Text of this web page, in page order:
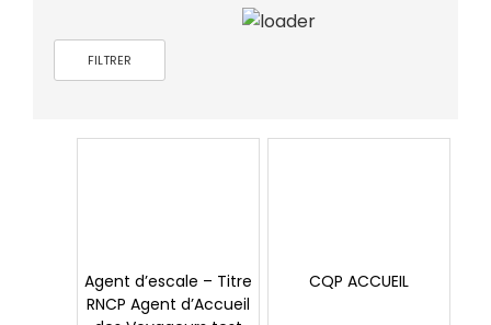
Agent d’escale – Titre
RNCP Agent d’Accueil
CQP ACCUEIL